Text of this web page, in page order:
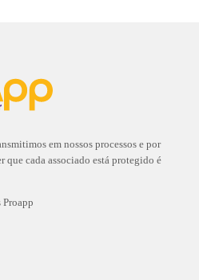
em nossos processos e por
que cada associado está protegido é